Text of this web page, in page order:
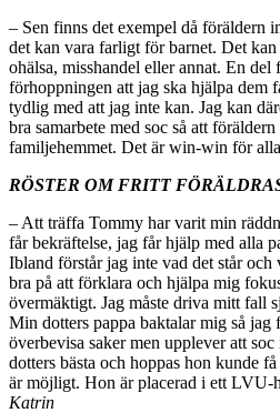
– Sen finns det exempel då föräldern
det kan vara farligt för barnet. Det
ohälsa, misshandel eller annat. En
förhoppningen att jag ska hjälpa dem
tydlig med att jag inte kan. Jag kan
bra samarbete med soc så att
familjehemmet. Det är win-win för
RÖSTER OM FRITT
– Att träffa Tommy har varit min
får bekräftelse, jag får hjälp med alla
Ibland förstår jag inte vad det står
bra på att förklara och hjälpa mig
övermäktigt. Jag måste driva mitt fall
Min dotters pappa baktalar mig så jag
överbevisa saker men upplever att
dotters bästa och hoppas hon kunde
är möjligt. Hon är placerad i ett LVU-
Katrin